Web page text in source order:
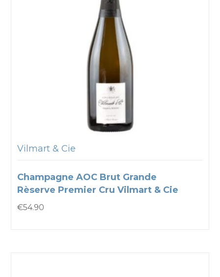
Vilmart & Cie
Champagne AOC Brut Grande
Rèserve Premier Cru Vilmart & Cie
€54.90